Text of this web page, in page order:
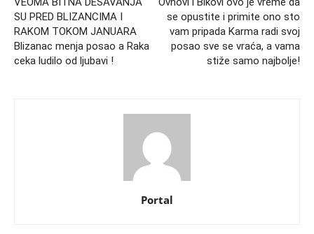
SU PRED BLIZANCIMA I
RAKOM TOKOM JANUARA
Blizanac menja posao a Raka
ceka ludilo od ljubavi !
se opustite i primite ono sto
vam pripada Karma radi svoj
posao sve se vraća, a vama
stiže samo najbolje!
Portal